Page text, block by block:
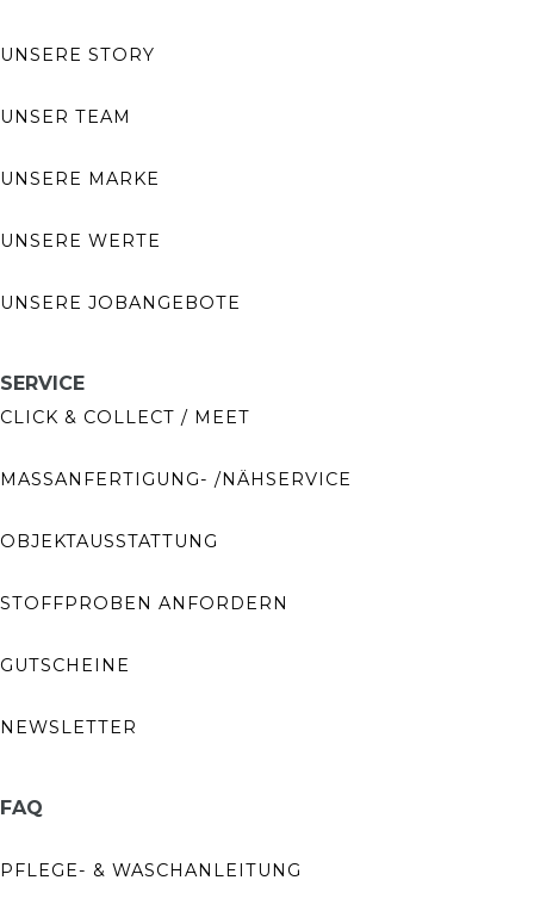
UNSERE STORY
UNSER TEAM
UNSERE MARKE
UNSERE WERTE
UNSERE JOBANGEBOTE
SERVICE
CLICK & COLLECT / MEET
MASSANFERTIGUNG- /NÄHSERVICE
OBJEKTAUSSTATTUNG
STOFFPROBEN ANFORDERN
GUTSCHEINE
NEWSLETTER
FAQ
PFLEGE- & WASCHANLEITUNG